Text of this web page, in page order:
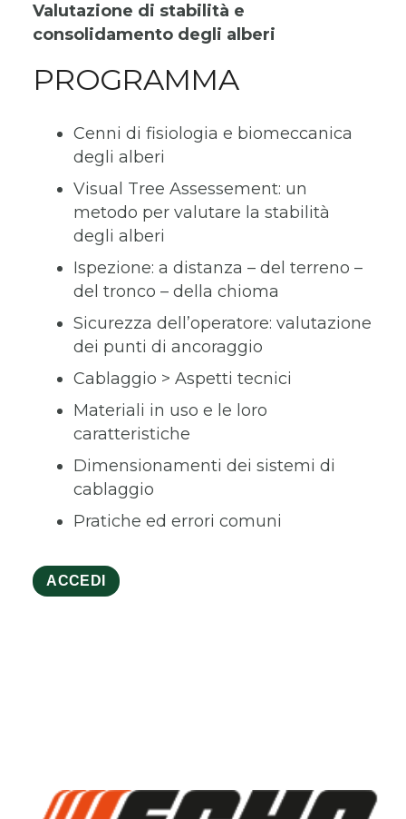
Valutazione di stabilità e
consolidamento degli alberi
PROGRAMMA
Cenni di fisiologia e biomeccanica
degli alberi
Visual Tree Assessement: un
metodo per valutare la stabilità
degli alberi
Ispezione: a distanza – del terreno –
del tronco – della chioma
Sicurezza dell’operatore: valutazione
dei punti di ancoraggio
Cablaggio > Aspetti tecnici
Materiali in uso e le loro
caratteristiche
Dimensionamenti dei sistemi di
cablaggio
Pratiche ed errori comuni
ACCEDI